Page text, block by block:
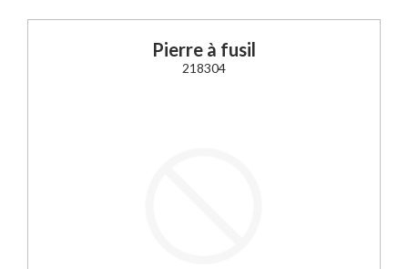
Pierre à fusil
218304